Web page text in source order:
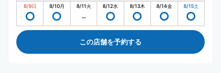
8/9日 8/10月 8/11火 8/12水 8/13木 8/14金 8/15土
この店舗を予約する